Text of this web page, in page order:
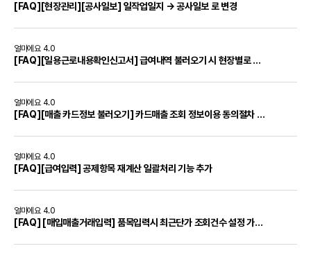
[FAQ][현장관리][공사일보] 일작업일지 → 공사일보 로 변경
얼마에요 4.0
[FAQ][일용근로내용확인신고서] 급여내역 불러오기 시 현장별로 불러올 수 있도록 기능 추가
얼마에요 4.0
[FAQ][매출 카드정보 불러오기] 카드매출 조회 정보이용 동의절차 추가
얼마에요 4.0
[FAQ][급여입력] 공제항목 재계산 일괄처리 기능 추가
얼마에요 4.0
[FAQ] [매입매출거래입력] 품목입력시 최근단가 조회건수 설정 가능하도록 기능추가